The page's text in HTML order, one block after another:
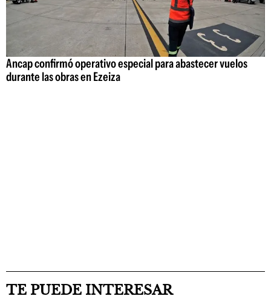
Ancap confirmó operativo especial para abastecer vuelos
durante las obras en Ezeiza
TE PUEDE INTERESAR